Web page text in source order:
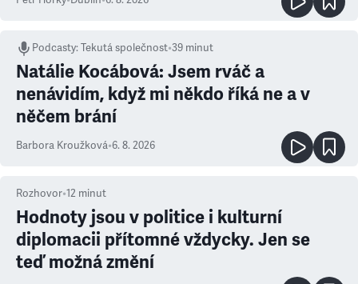
Podcasty:Tekutá společnost•39 minut
Natálie Kocábová: Jsem rváč a
nenávidím, když mi někdo říká ne a v
něčem brání
Barbora Kroužková•6. 8. 2026
Rozhovor•12 minut
Hodnoty jsou v politice i kulturní
diplomacii přítomné vždycky. Jen se
teď možná změní